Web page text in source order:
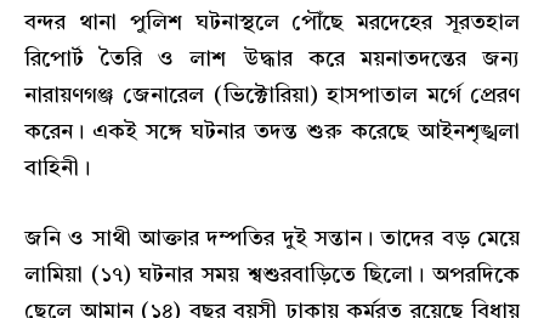
বন্দর থানা পুলিশ ঘটনাস্থলে পৌঁছে মরদেহের সূরতহাল
রিপোর্ট তৈরি ও লাশ উদ্ধার করে ময়নাতদন্তের জন্য
নারায়ণগঞ্জ জেনারেল (ভিক্টোরিয়া) হাসপাতাল মর্গে প্রেরণ
করেন। একই সঙ্গে ঘটনার তদন্ত শুরু করেছে আইনশৃঙ্খলা
বাহিনী।
জনি ও সাথী আক্তার দম্পতির দুই সন্তান। তাদের বড় মেয়ে
লামিয়া (১৭) ঘটনার সময় শ্বশুরবাড়িতে ছিলো। অপরদিকে
ছেলে আমান (১৪) বছর বয়সী ঢাকায় কর্মরত রয়েছে বিধায়